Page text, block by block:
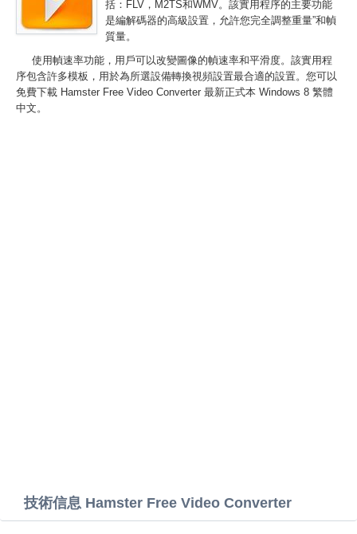
括：FLV，M2TS和WMV。該實用程序的主要功能
是編解碼器的高級設置，允許您完全調整重量”和幀
質量。
使用幀速率功能，用戶可以改變圖像的幀速率和平滑度。該實用程
序包含許多模板，用於為所選設備轉換視頻設置最合適的設置。您可以
免費下載 Hamster Free Video Converter 最新正式本 Windows 8 繁體
中文。
技術信息 Hamster Free Video Converter